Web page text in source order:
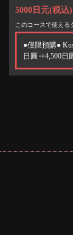
5000日元(税込)
このコースで使える
●僅限預購●
日圓⇒4,500日